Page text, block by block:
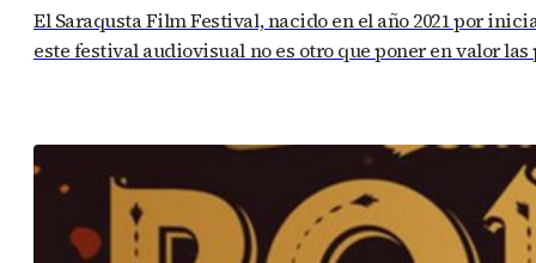
El Saraqusta Film Festival, nacido en el año 2021 por
este festival audiovisual no es otro que poner en valor